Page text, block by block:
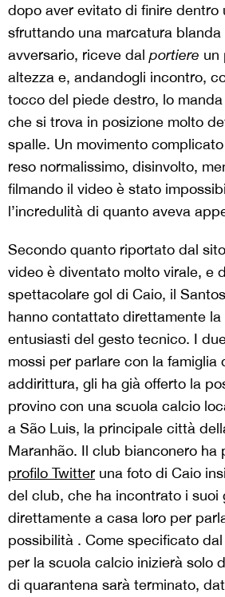
dopo aver evitato di finire dentro
sfruttando una marcatura
avversario, riceve dal portiere un
altezza e, andandogli incontro,
tocco del piede destro, lo
che si trova in posizione molto
spalle. Un movimento
reso normalissimo, disinvolto,
filmando il video è stato
l’incredulità di quanto aveva
Secondo quanto riportato dal
video è diventato molto virale, e
spettacolare gol di Caio, il
hanno contattato direttamente la
entusiasti del gesto tecnico. I
mossi per parlare con la famiglia
addirittura, gli ha già offerto la
provino con una scuola calcio
a São Luis, la principale città
Maranhão. Il club bianconero ha
profilo Twitter una foto di Caio
del club, che ha incontrato i suoi
direttamente a casa loro per
possibilità . Come specificato
per la scuola calcio inizierà solo
di quarantena sarà terminato,